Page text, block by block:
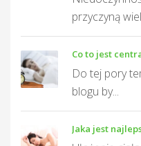
przyczyną
Co to jest
Do tej pory
blogu by...
Jaka jest